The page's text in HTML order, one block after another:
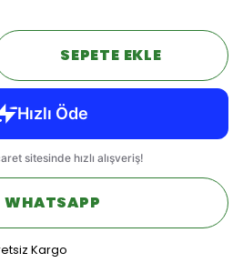
SEPETE EKLE
WHATSAPP
Kargo